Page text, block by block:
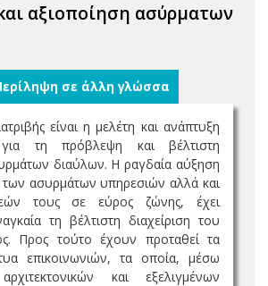
αξιοποίηση ασύρματων
σε άλλη γλώσσα
είναι η μελέτη και ανάπτυξη
τη πρόβλεψη και βέλτιστη
διαύλων. Η ραγδαία αύξηση
ασυρμάτων υπηρεσιών αλλά και
τους σε εύρος ζώνης, έχει
τη βέλτιστη διαχείριση του
Προς τούτο έχουν προταθεί τα
επικοινωνιών, τα οποία, μέσω
και εξελιγμένων